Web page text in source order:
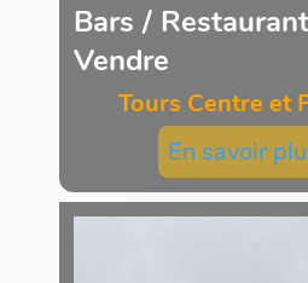
Bars /
Vendre
Tours Centre et
En savoir